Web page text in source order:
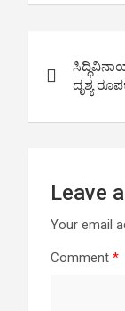
b
k
t
ದೃಶ್ಯ
Leave
Your email
Comment *